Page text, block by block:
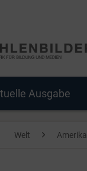
Ausgabe
Welt Amerika